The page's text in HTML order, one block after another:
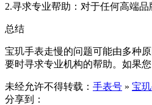
2.寻求专业帮助：对于任何高端
总结
宝玑手表走慢的问题可能由多种
要时寻求专业机构的帮助。如果
未经允许不得转载： 手表号 » 宝
分享到：